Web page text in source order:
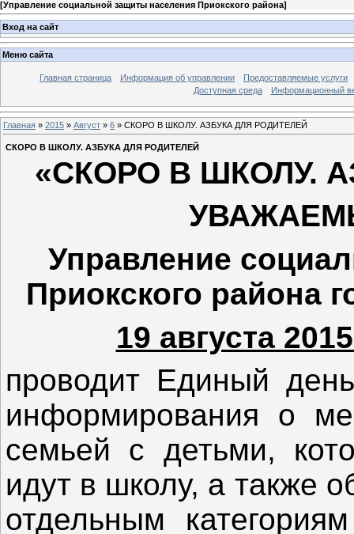
[Управление социальной защиты населения Приокского района]
Вход на сайт
Меню сайта
Главная страница Информация об управлении
Предоставляемые услуги
Доступная среда
Информационный
Главная » 2015 » Август » 6 » СКОРО В ШКОЛУ. АЗБУКА ДЛЯ РОДИТЕЛЕЙ
СКОРО В ШКОЛУ. АЗБУКА ДЛЯ РОДИТЕЛЕЙ
«СКОРО В ШКОЛУ.
Управление
Приокского района
19 августа
проводит Единый
информирования о
семьей с детьми,
идут в школу, а также
отдельным